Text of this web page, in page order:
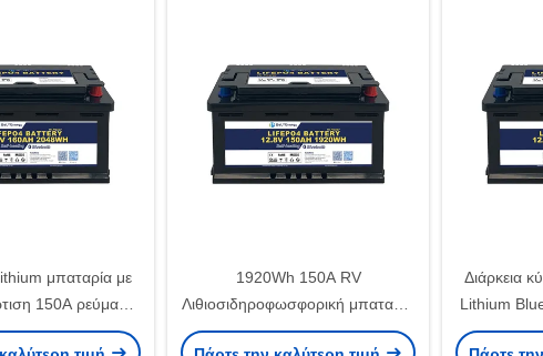
μπαταρία με
150A ρεύμα
αυτοαφόρτισης
1920Wh 150A RV
Λιθιοσιδηροφωσφορική μπαταρία
χαμηλής αυτοαπολύσεως
Διάρκεια
Lithium